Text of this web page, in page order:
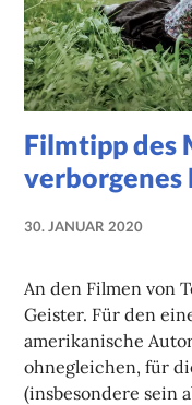
Filmtipp des
verborgenes
30. JANUAR 2020
An den Filmen von
Geister. Für den
amerikanische
ohnegleichen, für
(insbesondere sein